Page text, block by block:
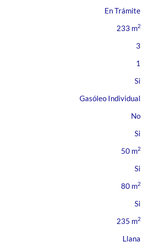
En Trámite
233 m2
3
1
Gasóleo Individual
50 m2
80 m2
235 m2
Llana